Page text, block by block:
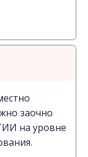
заочно
на уровне